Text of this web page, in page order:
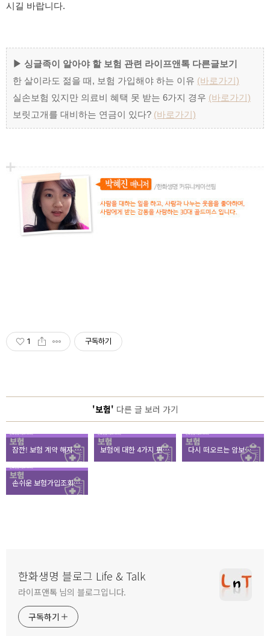
시길 바랍니다.
▶ 싱글족이 알아야 할 보험 관련 라이프앤톡 다른글보기
한 살이라도 젊을 때, 보험 가입해야 하는 이유 (바로가기)
실손보험 있지만 의료비 혜택 못 받는 6가지 경우 (바로가기)
보릿고개를 대비하는 연금이 있다? (바로가기)
1 구독하기
'보험' 다른 글 보러 가기
잠깐! 보험 계약 해지 전, 꼭 확인해야 할 것은? 보험에 대한 4가지 편견 깨는 온슈어 가입법 다시 떠오르는 암보험! 가입노하우 4가지는?
손쉬운 보험가입조회서비스로 숨겨진 보험 찾아내기
한화생명 블로그 Life & Talk
라이프앤톡 님의 블로그입니다.
구독하기